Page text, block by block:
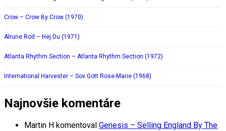
Crow – Crow By Crow (1970)
Alrune Rod – Hej Du (1971)
Atlanta Rhythm Section – Atlanta Rhythm Section (1972)
International Harvester – Sov Gott Rose-Marie (1968)
Najnovšie komentáre
Martin H komentoval Genesis – Selling England By The